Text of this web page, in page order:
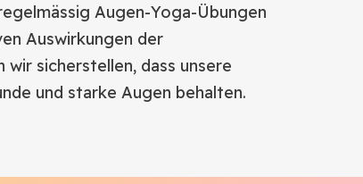
Augen-Yoga-Übungen
Auswirkungen der
sicherstellen, dass unsere
und starke Augen behalten.